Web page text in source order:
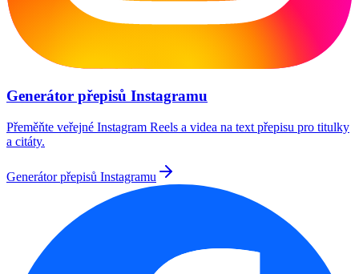
Generátor přepisů Instagramu
Přeměňte veřejné Instagram Reels a videa na text přepisu pro titulky
a citáty.
Generátor přepisů Instagramu